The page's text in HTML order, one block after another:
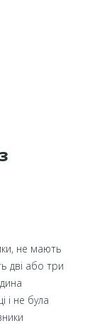
не мають
дві або три
і не була